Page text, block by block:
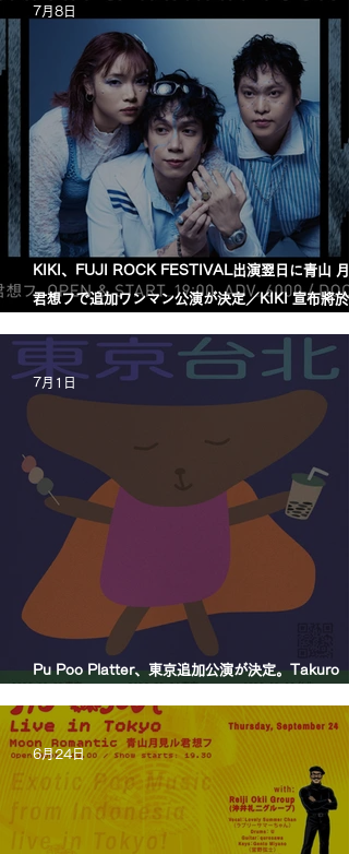
KIKI、FUJI ROCK FESTIVAL出演翌日に青山 月
君想フで追加ワンマン公演が決定／KIKI 宣布將於
想フ舉行追加專場演出
7月8日
Pu Poo Platter、東京追加公演が決定。Takuro
7月1日
6月24日